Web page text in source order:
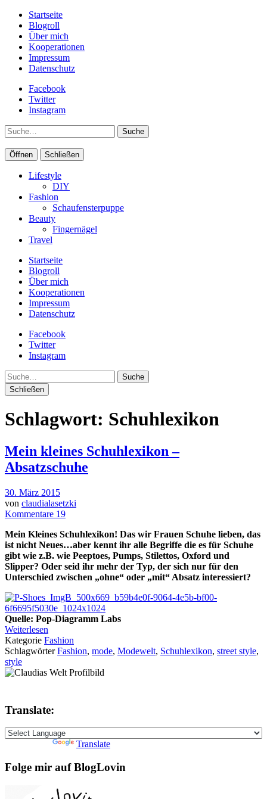
Startseite
Blogroll
Über mich
Kooperationen
Impressum
Datenschutz
Facebook
Twitter
Instagram
Suche
Öffnen Schließen
Lifestyle
DIY
Fashion
Schaufensterpuppe
Beauty
Fingernägel
Travel
Startseite
Blogroll
Über mich
Kooperationen
Impressum
Datenschutz
Facebook
Twitter
Instagram
Suche
Schließen
Schlagwort: Schuhlexikon
Mein kleines Schuhlexikon –
Absatzschuhe
30. März 2015
von claudialasetzki
Kommentare 19
Mein Kleines Schuhlexikon! Das wir Frauen Schuhe lieben, das
ist nicht Neues…aber kennt ihr alle Begriffe die es für Schuhe
gibt wie z.B. wie Peeptoes, Pumps, Stilettos, Oxford und
Slipper? Oder seid ihr mehr der Typ, der sich nur für den
Unterschied zwischen „ohne“ oder „mit“ Absatz interessiert?
Quelle: Pop-Diagramm Labs
Weiterlesen
Kategorie Fashion
SchlagwörterFashion, mode, Modewelt, Schuhlexikon, street style,
style
Translate:
Translate
Folge mir auf BlogLovin